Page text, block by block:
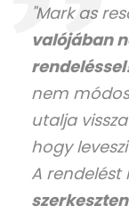
"Mark as
valójában
nem
utalja
hogy
A rendelést